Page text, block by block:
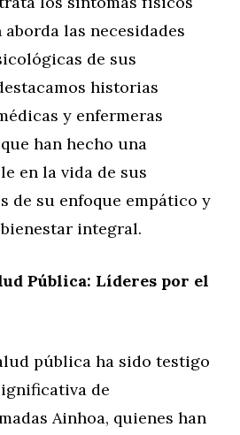
las necesidades
de sus
historias
y enfermeras
han hecho una
en la vida de sus
de su enfoque empático y
integral.
Pública: Líderes por el
pública ha sido testigo
de
Ainhoa, quienes han